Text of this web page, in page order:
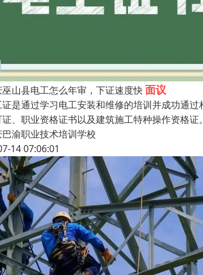
山县电工怎么年审，下证速度快面议
是通过学习电工安装和维修的培训并成功通
、职业资格证书以及建筑施工特种操作资格
渝职业技术培训学校
14 07:06:01